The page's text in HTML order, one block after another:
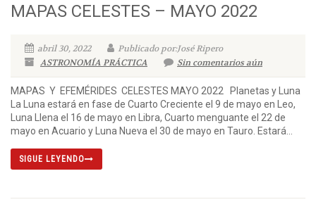
MAPAS CELESTES – MAYO 2022
abril 30, 2022
Publicado por:José Ripero
ASTRONOMÍA PRÁCTICA
Sin comentarios aún
MAPAS Y EFEMÉRIDES CELESTES MAYO 2022 Planetas y Luna
La Luna estará en fase de Cuarto Creciente el 9 de mayo en Leo,
Luna Llena el 16 de mayo en Libra, Cuarto menguante el 22 de
mayo en Acuario y Luna Nueva el 30 de mayo en Tauro. Estará...
SIGUE LEYENDO